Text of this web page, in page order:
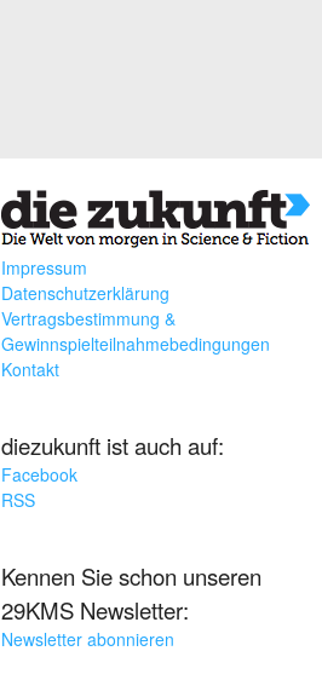
Impressum
Datenschutzerklärung
Vertragsbestimmung &
Gewinnspielteilnahmebedingungen
Kontakt
diezukunft ist auch auf:
Facebook
RSS
Kennen Sie schon unseren
29KMS Newsletter:
Newsletter abonnieren